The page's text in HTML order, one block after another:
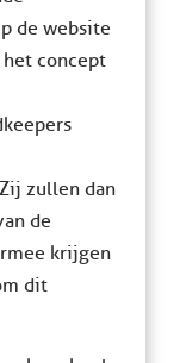
de website
concept
zullen dan
de
krijgen
dit